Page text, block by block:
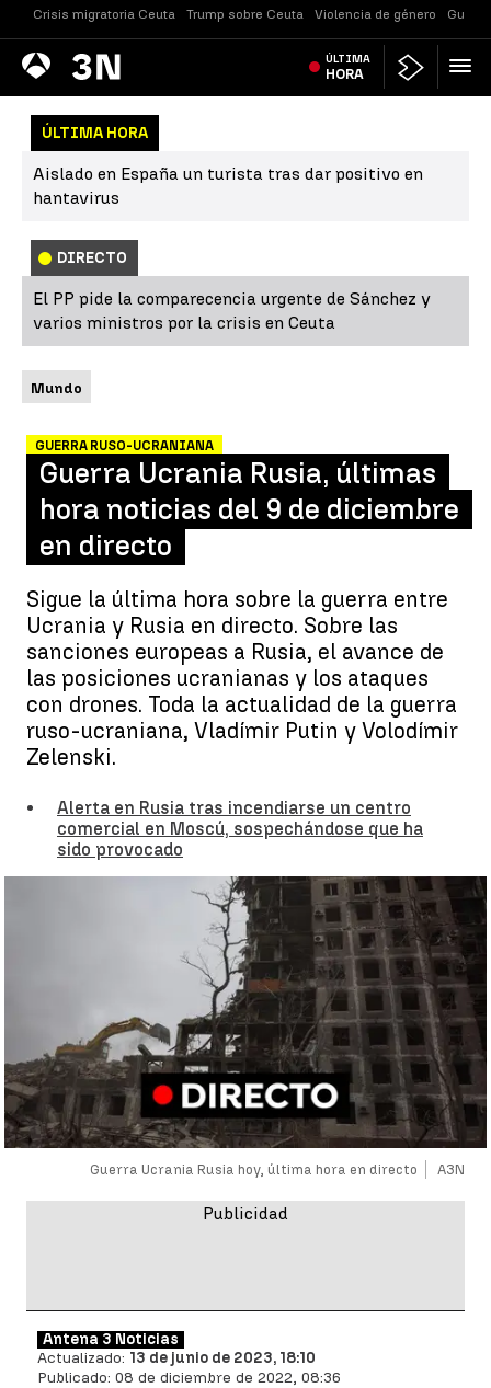
Crisis migratoria Ceuta Trump sobre Ceuta Violencia de género
Antena
3 Noticias ÚLTIMA
HORA
ÚLTIMA HORA
Aislado en España un turista tras dar positivo en
hantavirus
DIRECTO
El PP pide la comparecencia urgente de Sánchez y
varios ministros por la crisis en Ceuta
Mundo
GUERRA RUSO-UCRANIANA
Guerra Ucrania Rusia, últimas
hora noticias del 9 de diciembre
en directo
Sigue la última hora sobre la guerra entre
Ucrania y Rusia en directo. Sobre las
sanciones europeas a Rusia, el avance de
las posiciones ucranianas y los ataques
con drones. Toda la actualidad de la guerra
ruso-ucraniana, Vladímir Putin y Volodímir
Zelenski.
Alerta en Rusia tras incendiarse un centro
comercial en Moscú, sospechándose que ha
sido provocado
Guerra Ucrania Rusia hoy, última hora en directo A3N
Antena 3 Noticias
Actualizado: 13 de junio de 2023, 18:10
Publicado: 08 de diciembre de 2022, 08:36